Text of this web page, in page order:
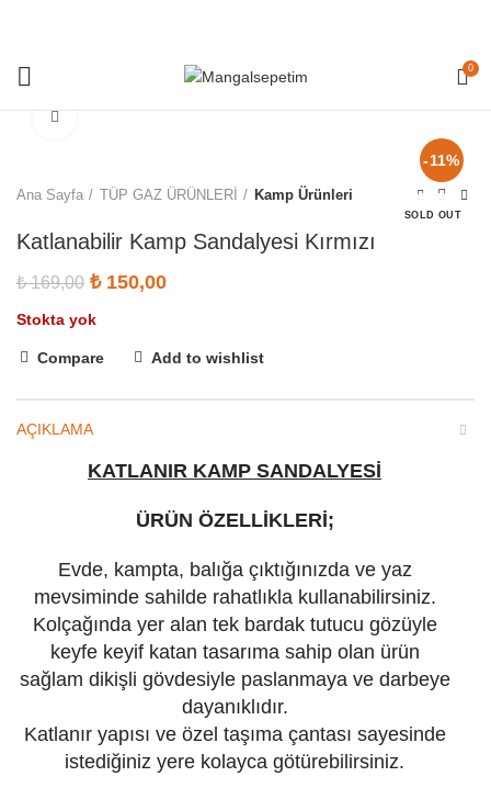
0
-11%
SOLD OUT
Ana Sayfa TÜP GAZ ÜRÜNLERİ Kamp Ürünleri
Katlanabilir Kamp Sandalyesi Kırmızı
₺169,00 Orijinal fiyat: ₺ 169,00.
₺150,00
Stokta yok
Compare Add to wishlist
AÇIKLAMA
KATLANIR KAMP SANDALYESİ
ÜRÜN ÖZELLİKLERİ;
Evde, kampta, balığa çıktığınızda ve yaz
mevsiminde sahilde rahatlıkla kullanabilirsiniz.
Kolçağında yer alan tek bardak tutucu gözüyle
keyfe keyif katan tasarıma sahip olan ürün
sağlam dikişli gövdesiyle paslanmaya ve darbeye
dayanıklıdır.
Katlanır yapısı ve özel taşıma çantası sayesinde
istediğiniz yere kolayca götürebilirsiniz.